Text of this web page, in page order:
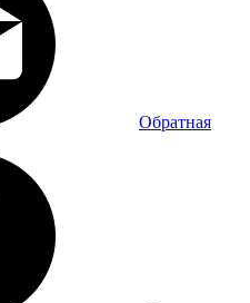
Обратная